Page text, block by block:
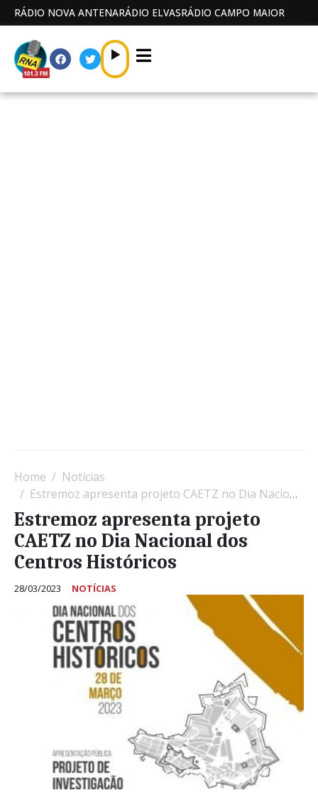
RÁDIO NOVA ANTENARÁDIO ELVASRÁDIO CAMPO MAIOR
Home
Notícias
Estremoz apresenta projeto CAETZ no Dia Nacional dos Centros Históricos
Estremoz apresenta projeto
CAETZ no Dia Nacional dos
Centros Históricos
28/03/2023 NOTÍCIAS